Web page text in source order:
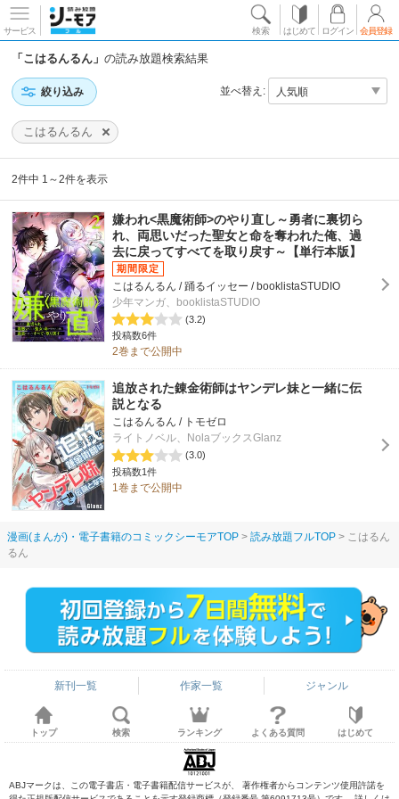
サービス 検索 はじめて ログイン 会員登録
「こはるんるん」の読み放題検索結果
絞り込み 並べ替え:
こはるんるん
2件中 1～2件を表示
嫌われ<黒魔術師>のやり直し～勇者に裏切ら
れ、両思いだった聖女と命を奪われた俺、過
去に戻ってすべてを取り戻す～【単行本版】
こはるんるん / 踊るイッセー / booklistaSTUDIO
少年マンガ、booklistaSTUDIO
(3.2)
投稿数6件
2巻まで公開中
追放された錬金術師はヤンデレ妹と一緒に伝
説となる
こはるんるん / トモゼロ
ライトノベル、NolaブックスGlanz
(3.0)
投稿数1件
1巻まで公開中
漫画(まんが)・電子書籍のコミックシーモアTOP 読み放題フルTOP
こはるん
るん
新刊一覧 作家一覧 ジャンル
トップ 検索 ランキング よくある質問 はじめて
ABJマークは、この電子書店・電子書籍配信サービスが、 著作権者からコンテンツ使用許諾を